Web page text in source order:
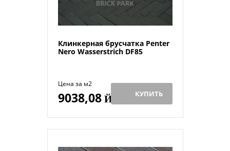
Клинкерная брусчатка Penter
Nero Wasserstrich DF85
Цена за м2
9038,08Й КУПИТЬ